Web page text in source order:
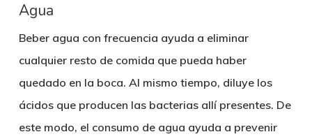
Agua
Beber agua con frecuencia ayuda a eliminar
cualquier resto de comida que pueda haber
quedado en la boca. Al mismo tiempo, diluye los
ácidos que producen las bacterias allí presentes. De
este modo, el consumo de agua ayuda a prevenir